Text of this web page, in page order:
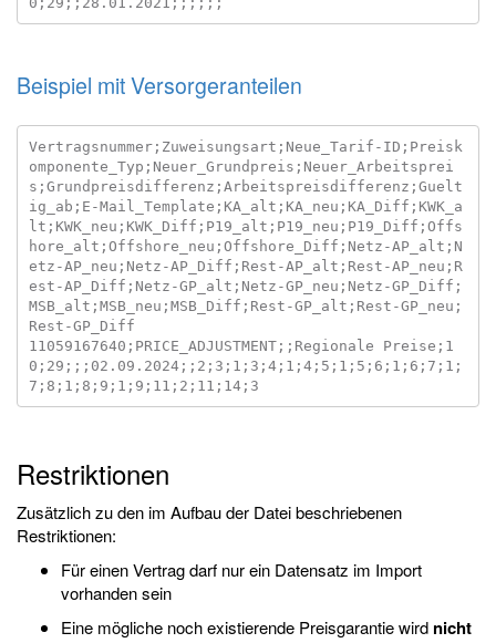
Beispiel mit Versorgeranteilen
Vertragsnummer;Zuweisungsart;Neue_Tarif-ID;Preisk
omponente_Typ;Neuer_Grundpreis;Neuer_Arbeitsprei
s;Grundpreisdifferenz;Arbeitspreisdifferenz;Guelt
ig_ab;E-Mail_Template;KA_alt;KA_neu;KA_Diff;KWK_a
lt;KWK_neu;KWK_Diff;P19_alt;P19_neu;P19_Diff;Offs
hore_alt;Offshore_neu;Offshore_Diff;Netz-AP_alt;N
etz-AP_neu;Netz-AP_Diff;Rest-AP_alt;Rest-AP_neu;R
est-AP_Diff;Netz-GP_alt;Netz-GP_neu;Netz-GP_Diff;
MSB_alt;MSB_neu;MSB_Diff;Rest-GP_alt;Rest-GP_neu;
Rest-GP_Diff
11059167640;PRICE_ADJUSTMENT;;Regionale Preise;1
0;29;;;02.09.2024;;2;3;1;3;4;1;4;5;1;5;6;1;6;7;1;
Restriktionen
Zusätzlich zu den im Aufbau der Datei beschriebenen
Restriktionen:
Für einen Vertrag darf nur ein Datensatz im Import
vorhanden sein
Eine mögliche noch existierende Preisgarantie wird nicht